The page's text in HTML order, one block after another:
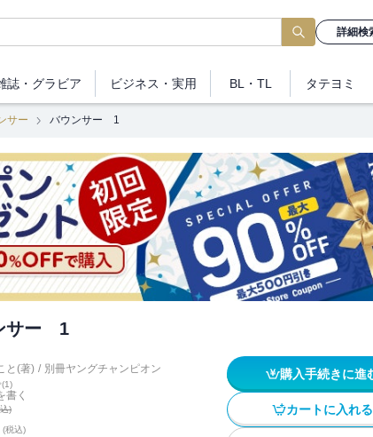
詳細検
誌・ グラビア ビジネス ・実用 BL・TL タテヨミ
サー バウンサー 1
サー 1
と(著) / 別冊ヤングチャンピオン
(1)
書く
)
(税込)
購入手続きに進
カートに入れる